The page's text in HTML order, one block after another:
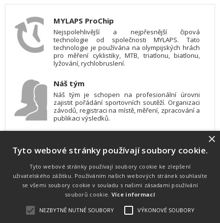
MYLAPS ProChip
Nejspolehlivější a nejpřesnější čipová
technologie od společnosti MYLAPS. Tato
technologie je používána na olympijských hrách
pro měření cyklistiky, MTB, triatlonu, biatlonu,
lyžování, rychlobruslení.
Náš tým
Náš tým je schopen na profesionální úrovni
zajistit pořádání sportovních soutěží. Organizaci
závodů, registraci na místě, měření, zpracování a
publikaci výsledků.
Pro měření, zpracování a publikaci výsledků
používáme software vyvinutý na zakázku. Lze
online publikovat výsledky komentátorovi na
obrazovky a s nepatrným zpožděním na
webových stránkách.
×
Tyto webové stránky používají soubory cookie.
Tyto webové stránky používají soubory cookie ke zlepšení
uživatelského zážitku. Používáním našich webových stránek souhlasíte
se všemi soubory cookie v souladu s našimi zásadami používání
souborů cookie. Více informací
NEZBYTNĚ NUTNÉ SOUBORY VÝKONOVÉ SOUBORY